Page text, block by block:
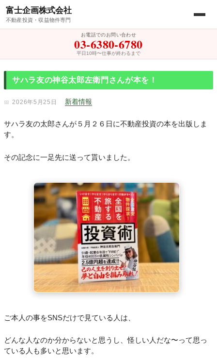
富士企画株式会社
不動産投資・収益物件専門
お電話でのお問い合わせ
03-6380-6780
平日10時〜仕事が終わるまで
サハラ友の神谷太郎左衛門さんが本を！
2026年5月25日 新着情報
サハラ友の太郎さんが５月２６日に不動産投資の本を出版しま
す。
その記念に一足先に送って貰いました。
ご本人の事をSNSだけで見ている人は、
どんな人なのか分からないと思うし、怪しい人だな〜って思っ
ている人も多いと思います。